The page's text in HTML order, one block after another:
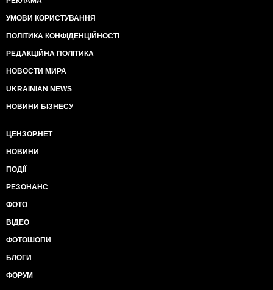
УМОВИ КОРИСТУВАННЯ
ПОЛІТИКА КОНФІДЕНЦІЙНОСТІ
РЕДАКЦІЙНА ПОЛІТИКА
НОВОСТИ МИРА
UKRAINIAN NEWS
НОВИНИ БІЗНЕСУ
ЦЕНЗОР.НЕТ
НОВИНИ
ПОДІЇ
РЕЗОНАНС
ФОТО
ВІДЕО
ФОТОШОПИ
БЛОГИ
ФОРУМ